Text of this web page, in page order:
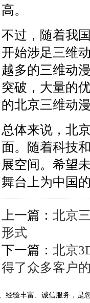
高。
不过，随着我
开始涉足三维
越多的三维动
突破，大量的
的北京三维动
总体来说，北
面。随着科技
展空间。希望
舞台上为中国
上一篇： 北京
形式
下一篇： 北京
得了众多客户
经验丰富、诚信服务，是